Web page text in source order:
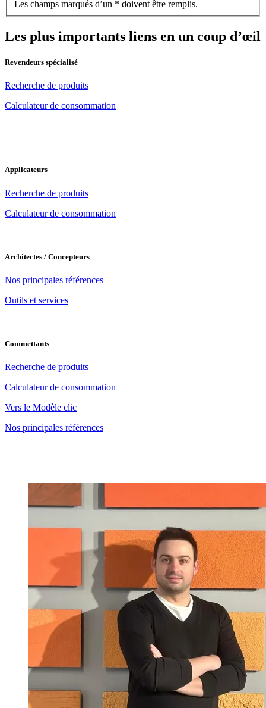
Les champs marqués d’un * doivent être remplis.
Les plus importants liens en un coup d’œil
Revendeurs spécialisé
Recherche de produits
Calculateur de consommation
Applicateurs
Recherche de produits
Calculateur de consommation
Architectes / Concepteurs
Nos principales références
Outils et services
Commettants
Recherche de produits
Calculateur de consommation
Vers le Modèle clic
Nos principales références